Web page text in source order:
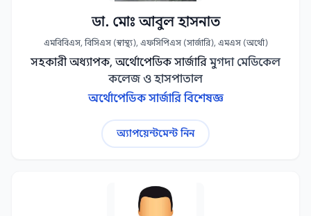
ডা. মোঃ আবুল হাসনাত
এমবিবিএস, বিসিএস (স্বাস্থ্য), এফসিপিএস (সার্জারি), এমএস (অর্থো)
সহকারী অধ্যাপক, অর্থোপেডিক সার্জারি মুগদা মেডিকেল
কলেজ ও হাসপাতাল
অর্থোপেডিক সার্জারি বিশেষজ্ঞ
অ্যাপয়েন্টমেন্ট নিন